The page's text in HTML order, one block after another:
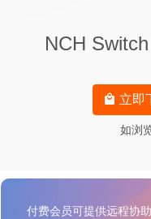
NCH
立即
如浏
付费会员可提供远程协
Adobe Photoshop 2020
ON1 Resize 2020.1
Calendar 366 II 2.8.3 中文